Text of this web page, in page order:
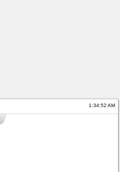
1:34:52 AM